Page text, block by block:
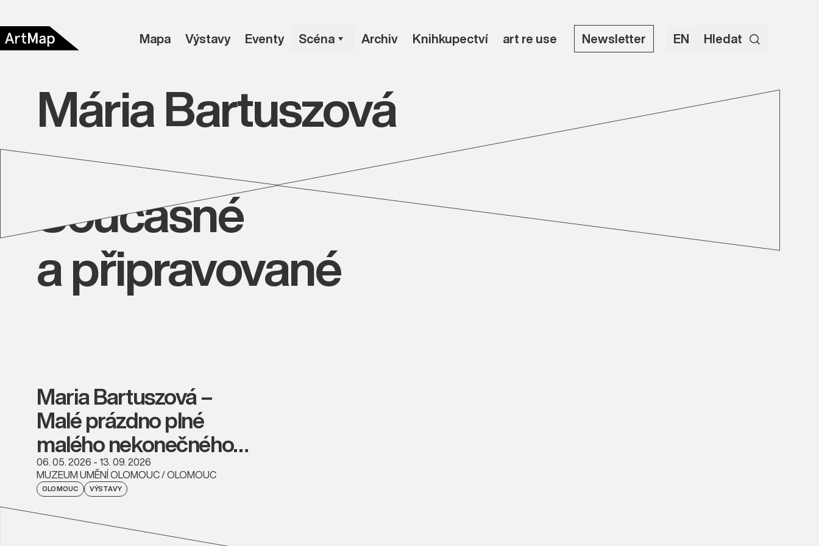
Mapa Výstavy Eventy Scéna Archiv Knihkupectví art re use Newsletter EN Hledat
Mária Bartuszová
Současné
a připravované
Maria Bartuszová –
Malé prázdno plné
malého nekonečného
vesmíru
06. 05. 2026 - 13. 09. 2026
MUZEUM UMĚNÍ OLOMOUC / OLOMOUC
OLOMOUC VÝSTAVY